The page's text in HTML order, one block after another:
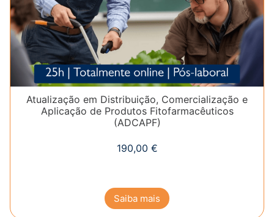
Atualização em Distribuição, Comercialização e
Aplicação de Produtos Fitofarmacêuticos
(ADCAPF)
190,00 €
Saiba mais